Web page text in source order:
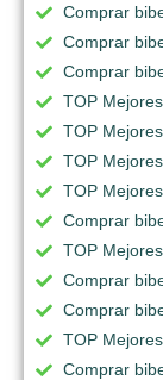
Comprar
Comprar
Comprar
TOP
TOP
TOP
TOP
Comprar
TOP
Comprar
Comprar
TOP
Comprar